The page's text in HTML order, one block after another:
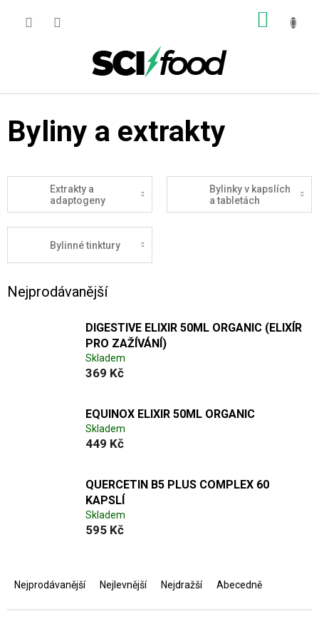
Byliny a extrakty
Extrakty a
adaptogeny
Bylinky v kapslích
a tabletách
Bylinné tinktury
Nejprodávanější
DIGESTIVE ELIXIR 50ML ORGANIC (ELIXÍR
PRO ZAŽÍVÁNÍ)
Skladem
369 Kč
EQUINOX ELIXIR 50ML ORGANIC
Skladem
449 Kč
QUERCETIN B5 PLUS COMPLEX 60
KAPSLÍ
Skladem
595 Kč
e
Nejprodávanější Nejlevnější Nejdražší Abecedně